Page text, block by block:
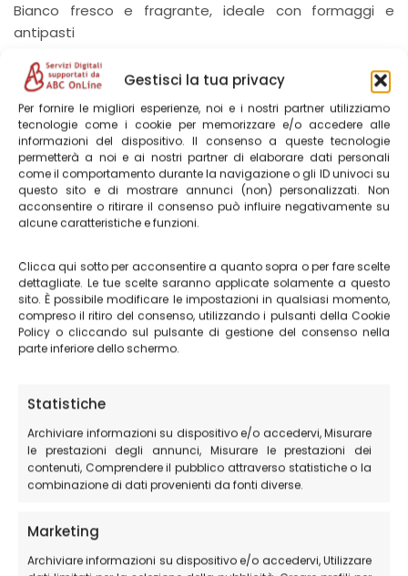
Gestisci la tua privacy
Per fornire le migliori esperienze, noi e i nostri partner utilizziamo
tecnologie come i cookie per memorizzare e/o accedere alle
informazioni del dispositivo. Il consenso a queste tecnologie
permetterà a noi e ai nostri partner di elaborare dati personali
come il comportamento durante la navigazione o gli ID univoci su
questo sito e di mostrare annunci (non) personalizzati. Non
acconsentire o ritirare il consenso può influire negativamente su
alcune caratteristiche e funzioni.
Clicca qui sotto per acconsentire a quanto sopra o per fare scelte
dettagliate. Le tue scelte saranno applicate solamente a questo
sito. È possibile modificare le impostazioni in qualsiasi momento,
compreso il ritiro del consenso, utilizzando i pulsanti della Cookie
Policy o cliccando sul pulsante di gestione del consenso nella
parte inferiore dello schermo.
Statistiche
Archiviare informazioni su dispositivo e/o accedervi, Misurare
le prestazioni degli annunci, Misurare le prestazioni dei
contenuti, Comprendere il pubblico attraverso statistiche o la
combinazione di dati provenienti da fonti diverse.
Marketing
Archiviare informazioni su dispositivo e/o accedervi, Utilizzare
Bianco fresco e fragrante, ideale con formaggi e
antipasti
PRODOTTI AZIENDA AGRICOLA
Al termine del pranzo o comunque durante il tuo
soggiorno, potrai anche acquistare direttamente in
loco i prodotti a KM0 dell’Azienda Agricola
Brandimartedella stessa gestione familiare.
Possibilità di preordine per i prodotti in
confezionamento
Porta a casa i sapori autentici che hai assaggiato
menu?
✓Ingredienti IGP e localia km zero
✓Ricette tradizionalitramandate da generazioni
✓Esperienza autentica
Prodotti da portare a casa